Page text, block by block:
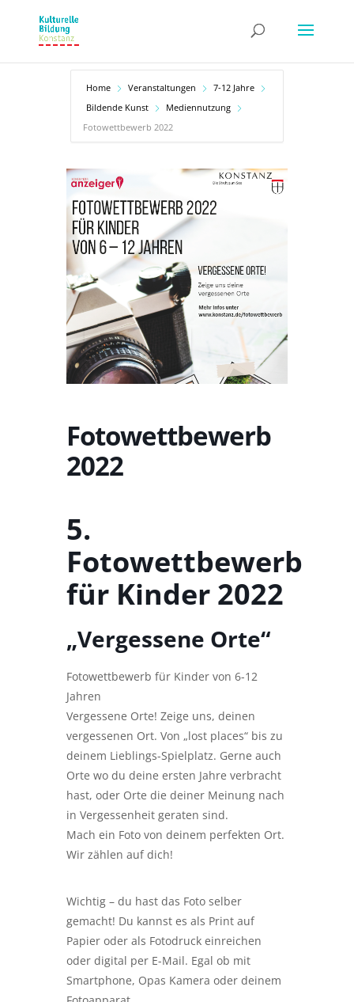
Home Veranstaltungen
7-12 Jahre
Bildende Kunst
Mediennutzung
Fotowettbewerb 2022
Fotowettbewerb
2022
5.
Fotowettbewerb
für Kinder 2022
„Vergessene Orte“
Fotowettbewerb für Kinder von 6-12
Jahren
Vergessene Orte! Zeige uns, deinen
vergessenen Ort. Von „lost places“ bis zu
deinem Lieblings-Spielplatz. Gerne auch
Orte wo du deine ersten Jahre verbracht
hast, oder Orte die deiner Meinung nach
in Vergessenheit geraten sind.
Mach ein Foto von deinem perfekten Ort.
Wir zählen auf dich!
Wichtig – du hast das Foto selber
gemacht! Du kannst es als Print auf
Papier oder als Fotodruck einreichen
oder digital per E-Mail. Egal ob mit
Smartphone, Opas Kamera oder deinem